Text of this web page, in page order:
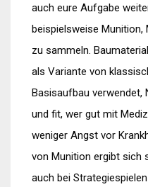
auch eure Aufgabe
beispielsweise Munition,
zu sammeln.
als Variante von
Basisaufbau verwendet,
und fit, wer gut mit
weniger Angst vor
von Munition ergibt sich
auch bei